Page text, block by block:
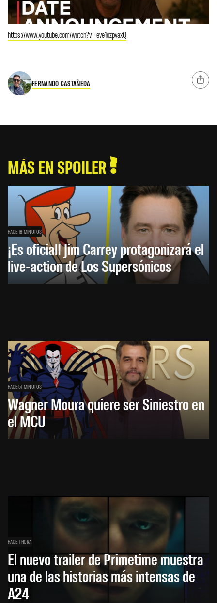
https://www.youtube.com/watch?v=eve1ozpvaxQ
FERNANDO CASTAÑEDA
MÁS EN SPOILER
HACE 18 MINUTOS
¡Es oficial! Jim Carrey protagonizará el
live-action de Los Supersónicos
HACE 51 MINUTOS
Wagner Moura quiere ser Siniestro en
el MCU
HACE 1 HORA
El nuevo trailer de Primetime muestra
una de las historias más intensas de
A24